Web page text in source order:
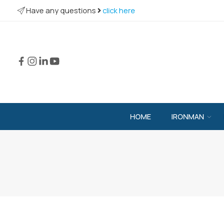
Have any questions click here
HOME IRONMAN